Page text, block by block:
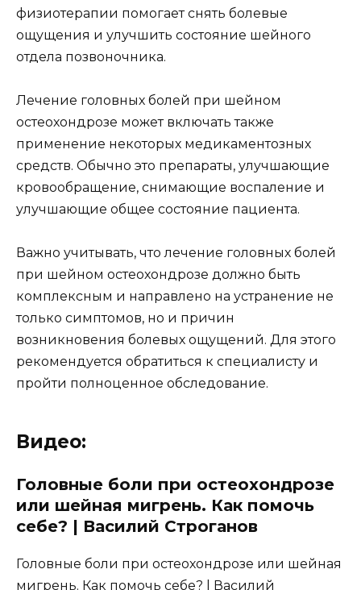
физиотерапии помогает снять болевые
ощущения и улучшить состояние шейного
отдела позвоночника.
Лечение головных болей при шейном
остеохондрозе может включать также
применение некоторых медикаментозных
средств. Обычно это препараты, улучшающие
кровообращение, снимающие воспаление и
улучшающие общее состояние пациента.
Важно учитывать, что лечение головных болей
при шейном остеохондрозе должно быть
комплексным и направлено на устранение не
только симптомов, но и причин
возникновения болевых ощущений. Для этого
рекомендуется обратиться к специалисту и
пройти полноценное обследование.
Видео:
Головные боли при остеохондрозе
или шейная мигрень. Как помочь
себе? | Василий Строганов
Головные боли при остеохондрозе или шейная
мигрень. Как помочь себе? | Василий